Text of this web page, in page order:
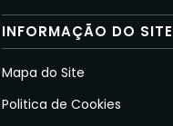
INFORMAÇÃO DO SITE
Mapa do Site
Politica de Cookies